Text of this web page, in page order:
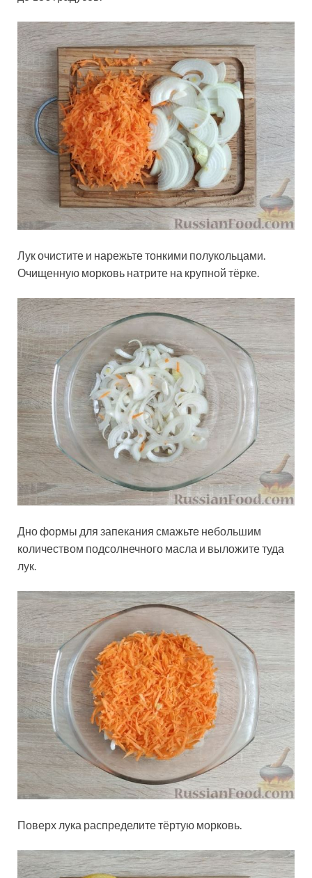
Лук очистите и нарежьте тонкими полукольцами.
Очищенную морковь натрите на крупной тёрке.
Дно формы для запекания смажьте небольшим
количеством подсолнечного масла и выложите туда
лук.
Поверх лука распределите тёртую морковь.